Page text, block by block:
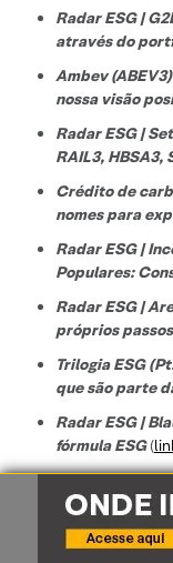
Radar ESG |
através do
Ambev
nossa visão
Radar ESG |
RAIL3, HBSA3,
Crédito de
nomes para
Radar ESG |
Populares:
Radar ESG |
próprios
Trilogia ESG
que são parte
Radar ESG |
fórmula ESG(
Bitcoin e ESG:
Radar ESG |
jogo(link)